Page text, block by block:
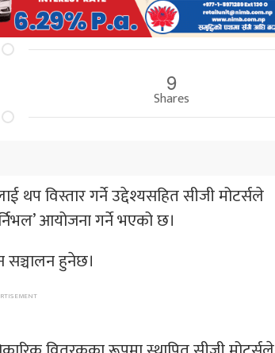
9
Shares
थप विस्तार गर्ने उद्देश्यसहित सीजी मोटर्सले
आयोजना गर्ने भएको छ।
हुनेछ।